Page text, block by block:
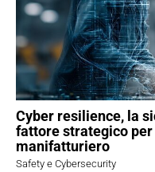
Cyber resilience, la
fattore strategico
manifatturiero
Safety e Cybersecurity